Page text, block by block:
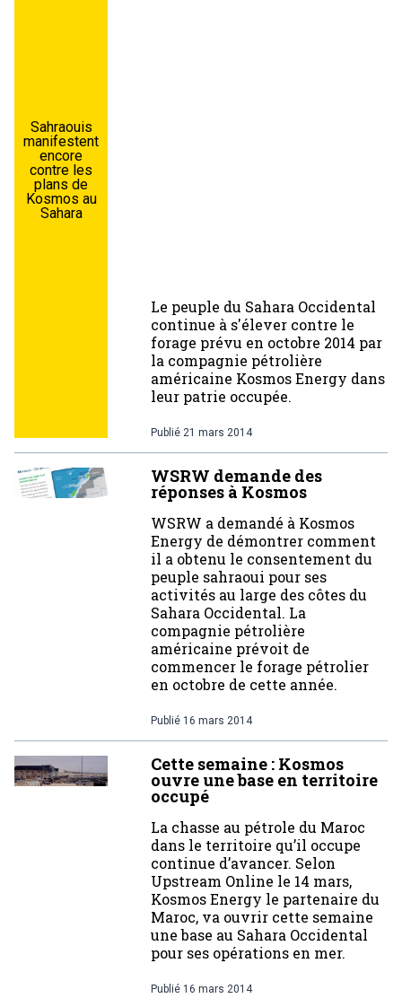
Sahraouis
manifestent
encore
contre les
plans de
Kosmos au
Sahara
Le peuple du Sahara Occidental
continue à s'élever contre le
forage prévu en octobre 2014 par
la compagnie pétrolière
américaine Kosmos Energy dans
leur patrie occupée.
Publié 21 mars 2014
WSRW demande des
réponses à Kosmos
WSRW a demandé à Kosmos
Energy de démontrer comment
il a obtenu le consentement du
peuple sahraoui pour ses
activités au large des côtes du
Sahara Occidental. La
compagnie pétrolière
américaine prévoit de
commencer le forage pétrolier
en octobre de cette année.
Publié 16 mars 2014
Cette semaine : Kosmos
ouvre une base en territoire
occupé
La chasse au pétrole du Maroc
dans le territoire qu’il occupe
continue d’avancer. Selon
Upstream Online le 14 mars,
Kosmos Energy le partenaire du
Maroc, va ouvrir cette semaine
une base au Sahara Occidental
pour ses opérations en mer.
Publié 16 mars 2014